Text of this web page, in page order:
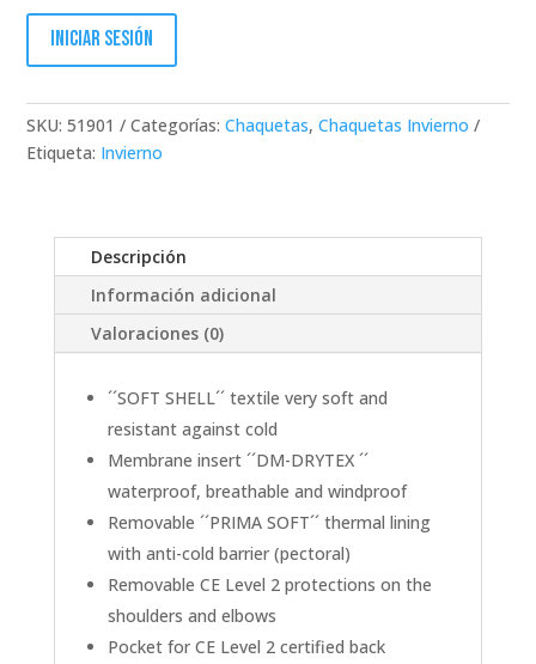
Iniciar sesión
SKU:51901 Categorías:Chaquetas,Chaquetas Invierno
Etiqueta: Invierno
Descripción
Información adicional
Valoraciones (0)
´´SOFT SHELL´´ textile very soft and
resistant against cold
Membrane insert ´´DM-DRYTEX ´´
waterproof, breathable and windproof
Removable ´´PRIMA SOFT´´ thermal lining
with anti-cold barrier (pectoral)
Removable CE Level 2 protections on the
shoulders and elbows
Pocket for CE Level 2 certified back